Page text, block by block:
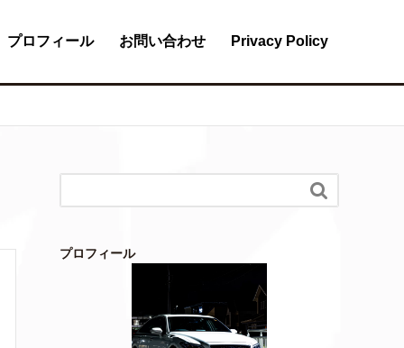
プロフィール お問い合わせ Privacy Policy

プロフィール